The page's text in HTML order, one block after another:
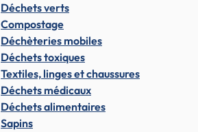
Déchets verts
Compostage
Déchèteries mobiles
Déchets toxiques
Textiles, linges et chaussures
Déchets médicaux
Déchets alimentaires
Sapins